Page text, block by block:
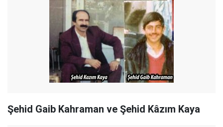
Şehid Gaib Kahraman ve Şehid Kâzım Kaya